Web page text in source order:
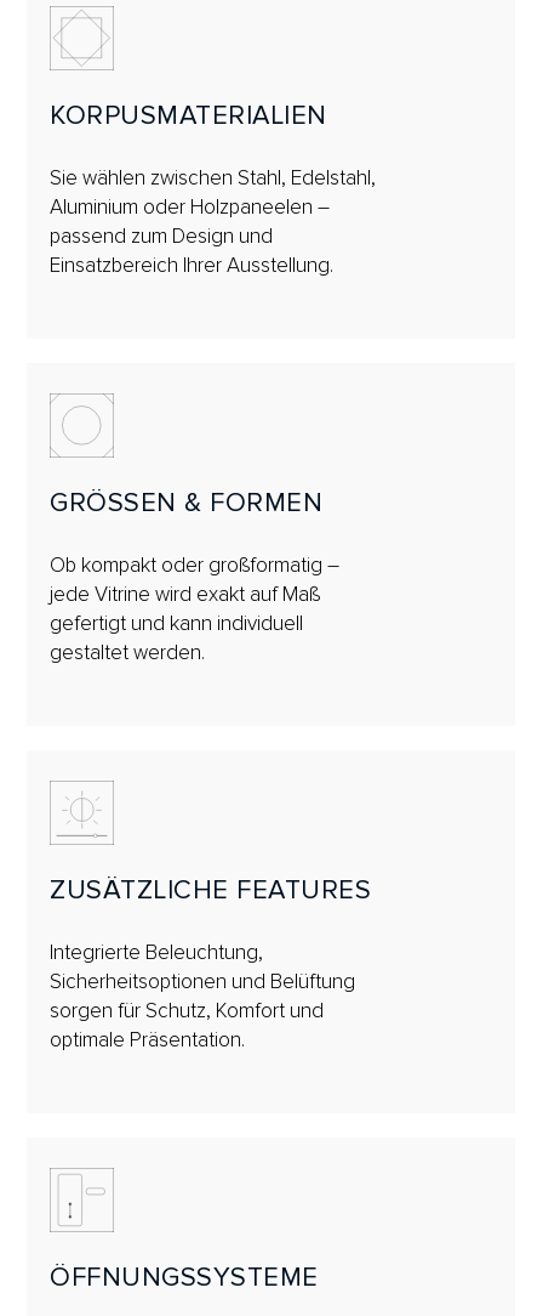
KORPUSMATERIALIEN
Sie wählen zwischen Stahl, Edelstahl,
Aluminium oder Holzpaneelen –
passend zum Design und
Einsatzbereich Ihrer Ausstellung.
Ob kompakt oder großformatig –
jede Vitrine wird exakt auf Maß
gefertigt und kann individuell
gestaltet werden.
GRÖSSEN & FORMEN
ÖFFNUNGSSYSTEME
ZUSÄTZLICHE FEATURES
Integrierte Beleuchtung,
Sicherheitsoptionen und Belüftung
sorgen für Schutz, Komfort und
optimale Präsentation.